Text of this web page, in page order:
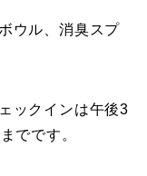
ウル、消臭スプ
ックインは午後3
でです。